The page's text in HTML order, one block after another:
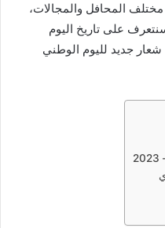
المحافل والمجالات،
على تاريخ اليوم
شعار جديد لليوم الوطني